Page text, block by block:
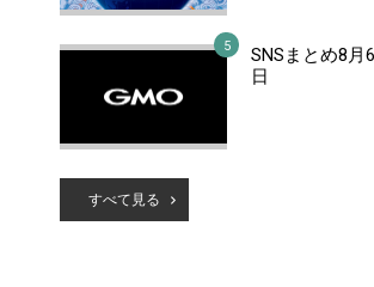
SNSまとめ8月6
日
すべて見る